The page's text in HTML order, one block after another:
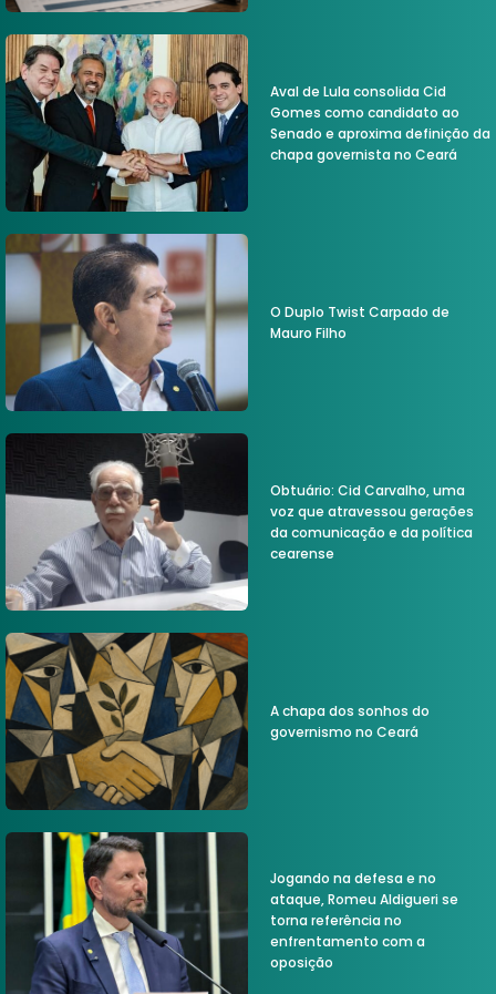
Aval de Lula consolida Cid
Gomes como candidato ao
Senado e aproxima definição da
chapa governista no Ceará
O Duplo Twist Carpado de
Mauro Filho
Obtuário: Cid Carvalho, uma
voz que atravessou gerações
da comunicação e da política
cearense
A chapa dos sonhos do
governismo no Ceará
Jogando na defesa e no
ataque, Romeu Aldigueri se
torna referência no
enfrentamento com a
oposição